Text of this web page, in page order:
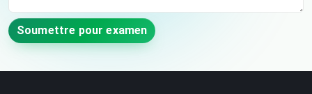
Soumettre pour examen